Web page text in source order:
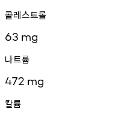
콜레스트롤
63 mg
나트륨
472 mg
칼륨